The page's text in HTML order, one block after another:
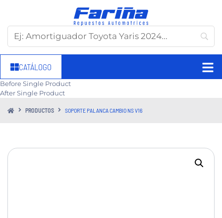
CATÁLOGO
Before Single Product
After Single Product
PRODUCTOS SOPORTE PALANCA CAMBIO NS V16